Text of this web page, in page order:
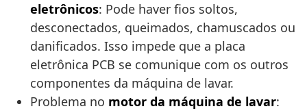
eletrônicos: Pode haver fios soltos,
desconectados, queimados, chamuscados ou
danificados. Isso impede que a placa
eletrônica PCB se comunique com os outros
componentes da máquina de lavar.
Problema no motor da máquina de lavar: